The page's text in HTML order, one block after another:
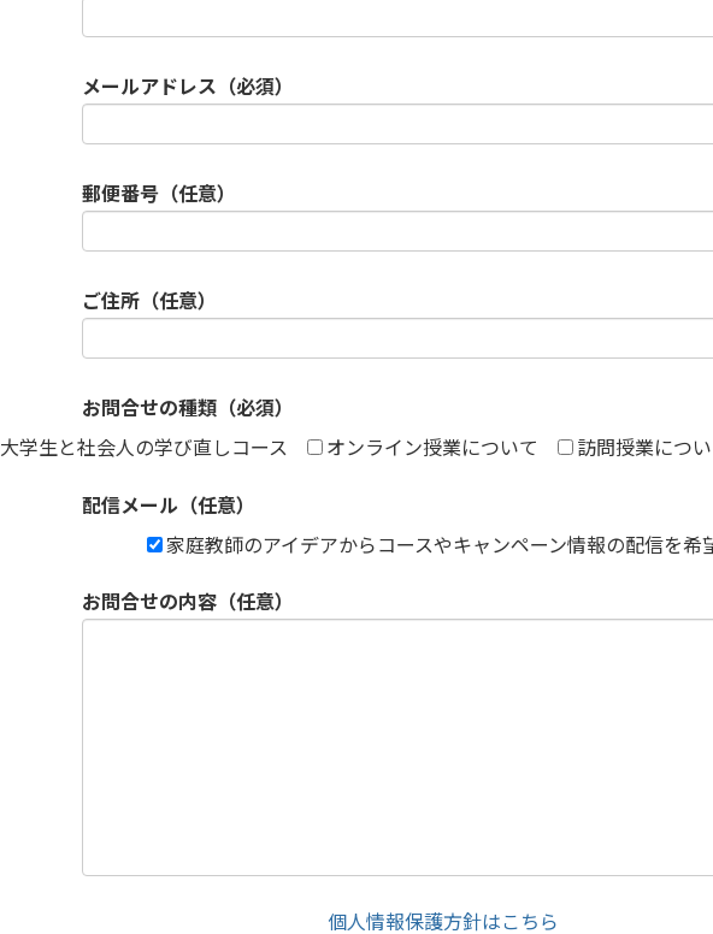
メールアドレス（必須）
郵便番号（任意）
ご住所（任意）
お問合せの種類（必須）
大学生と社会人の学び直しコース オンライン授業について 訪問授業につ
配信メール（任意）
家庭教師のアイデアからコースやキャンペーン情報の配信を希
お問合せの内容（任意）
個人情報保護方針はこちら